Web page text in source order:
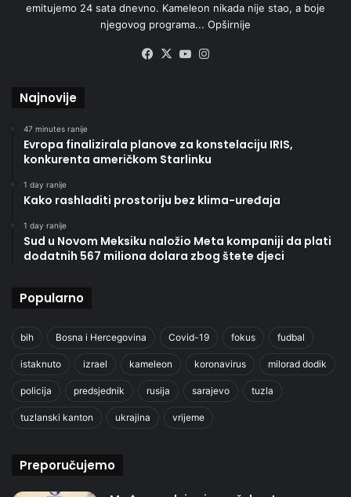
emitujemo 24 sata dnevno. Kameleon nikada nije stao, a boje
njegovog programa... Opširnije
Facebook
X YouTube
Najnovije
47 minutes ranije
Evropa finalizirala planove za konstelaciju IRIS,
konkurenta američkom Starlinku
1 day ranije
Kako rashladiti prostoriju bez klima-uređaja
1 day ranije
Sud u Novom Meksiku naložio Meta kompaniji da plati
dodatnih 567 miliona dolara zbog štete djeci
Popularno
bih Bosna i Hercegovina Covid-19 fokus fudbal
istaknuto izrael kameleon koronavirus milorad dodik
policija predsjednik rusija sarajevo tuzla
tuzlanski kanton ukrajina vrijeme
Preporučujemo